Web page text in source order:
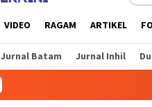
VIDEO RAGAM ARTIKEL
Jurnal Batam Jurnal Inhil